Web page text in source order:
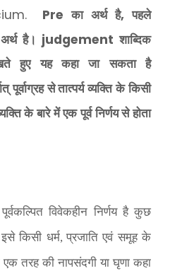
Preका अर्थ है,पहले
है। judgementशाब्दिक
हुए यह कहा जा सकता है
पूर्वाग्रह से तात्पर्य व्यक्ति के किसी
के बारे में एक पूर्व निर्णय से होता
विवेकहीन निर्णय है कुछ
किसी धर्म,प्रजाति एवं समूह के
एक तरह की नापसंदगी या घृणा कहा